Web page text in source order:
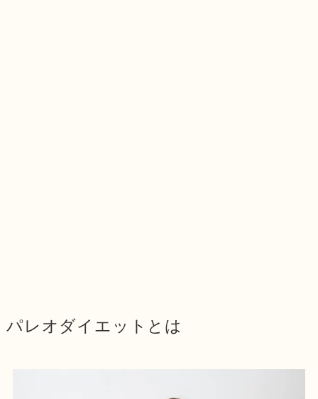
パレオダイエットとは